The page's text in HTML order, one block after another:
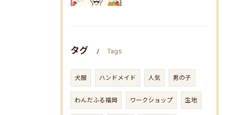
タグ Tags
犬服 ハンドメイド 人気 男の子
わんだふる福岡 ワークショップ 生地